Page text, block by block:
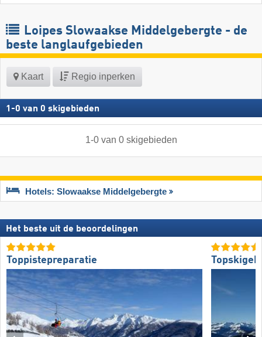
Loipes Slowaakse Middelgebergte - de
beste langlaufgebieden
Kaart Regio inperken
1 -0 van 0 skigebieden
1-0van 0 skigebieden
Hotels: Slowaakse Middelgebergte
Het beste uit de beoordelingen
Toppistepreparatie